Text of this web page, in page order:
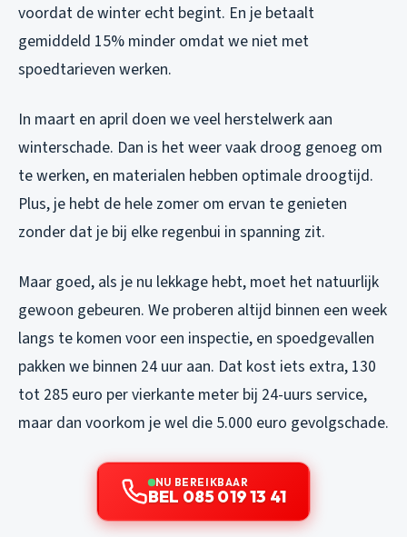
voordat de winter echt begint. En je betaalt
gemiddeld 15% minder omdat we niet met
spoedtarieven werken.
In maart en april doen we veel herstelwerk aan
winterschade. Dan is het weer vaak droog genoeg om
te werken, en materialen hebben optimale droogtijd.
Plus, je hebt de hele zomer om ervan te genieten
zonder dat je bij elke regenbui in spanning zit.
Maar goed, als je nu lekkage hebt, moet het natuurlijk
gewoon gebeuren. We proberen altijd binnen een week
langs te komen voor een inspectie, en spoedgevallen
pakken we binnen 24 uur aan. Dat kost iets extra, 130
tot 285 euro per vierkante meter bij 24-uurs service,
maar dan voorkom je wel die 5.000 euro gevolgschade.
NU BEREIKBAAR
BEL 085 019 13 41